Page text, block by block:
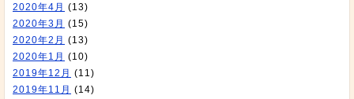
2020年4月 (13)
2020年3月 (15)
2020年2月 (13)
2020年1月 (10)
2019年12月 (11)
2019年11月 (14)